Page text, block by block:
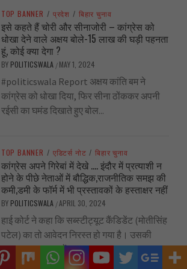
TOP BANNER / प्रदेश / बिहार चुनाव
इसे कहते हैं चोरी और सीनाजोरी – कांग्रेस को
धोखा देने वाले अक्षय बोले-15 लाख की घड़ी पहनता
हूं, कोई क्या देगा ?
BY POLITICSWALA / MAY 1, 2024
#politicswala Report अक्षय कांति बम ने
कांग्रेस को धोखा दिया, फिर सीना ठोंककर अपनी
रईसी का घमंड दिखाते हुए बोल...
TOP BANNER / एडिटर्स नोट / बिहार चुनाव
कांग्रेस अपने गिरेबां में देखे …. इंदौर में प्रत्याशी न
होने के पीछे नेताओं में बौद्धिक,राजनीतिक समझ की
कमी,डमी के फॉर्म में भी प्रस्तावकों के हस्ताक्षर नहीं
BY POLITICSWALA /APRIL 30, 2024
हाई कोर्ट ने कहा कि सब्स्टीट्यूट कैंडिडेंट (मोतीसिंह
पटेल) का तो आवेदन निरस्त हो गया है। उसकी
वजह 10 प्रस्तावकों...